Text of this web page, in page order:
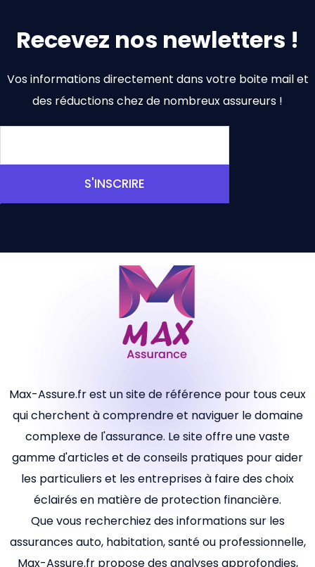
Recevez nos newletters !
Vos informations directement dans votre boite mail et
des réductions chez de nombreux assureurs !
S'INSCRIRE
Max-Assure.fr est un site de référence pour tous ceux
qui cherchent à comprendre et naviguer le domaine
complexe de l'assurance. Le site offre une vaste
gamme d'articles et de conseils pratiques pour aider
les particuliers et les entreprises à faire des choix
éclairés en matière de protection financière.
Que vous recherchiez des informations sur les
assurances auto, habitation, santé ou professionnelle,
Max-Assure.fr propose des analyses approfondies,